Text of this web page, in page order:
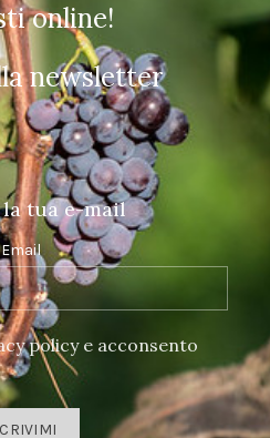
online!
newsletter
tua e-mail
Email
policy e acconsento